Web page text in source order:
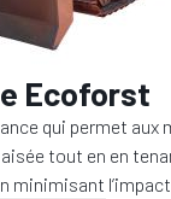
Ecoforst
qui permet aux
tout en en
minimisant